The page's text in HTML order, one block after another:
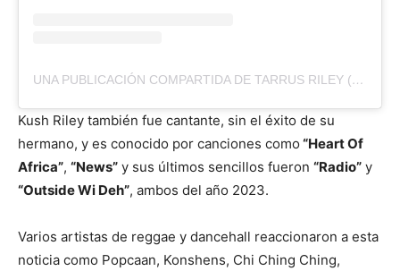
UNA PUBLICACIÓN COMPARTIDA DE TARRUS RILEY (@TARRUSRILEYJA)
Kush Riley también fue cantante, sin el éxito de su
hermano, y es conocido por canciones como “Heart Of
Africa”, “News” y sus últimos sencillos fueron “Radio” y
“Outside Wi Deh”, ambos del año 2023.
Varios artistas de reggae y dancehall reaccionaron a esta
noticia como Popcaan, Konshens, Chi Ching Ching,